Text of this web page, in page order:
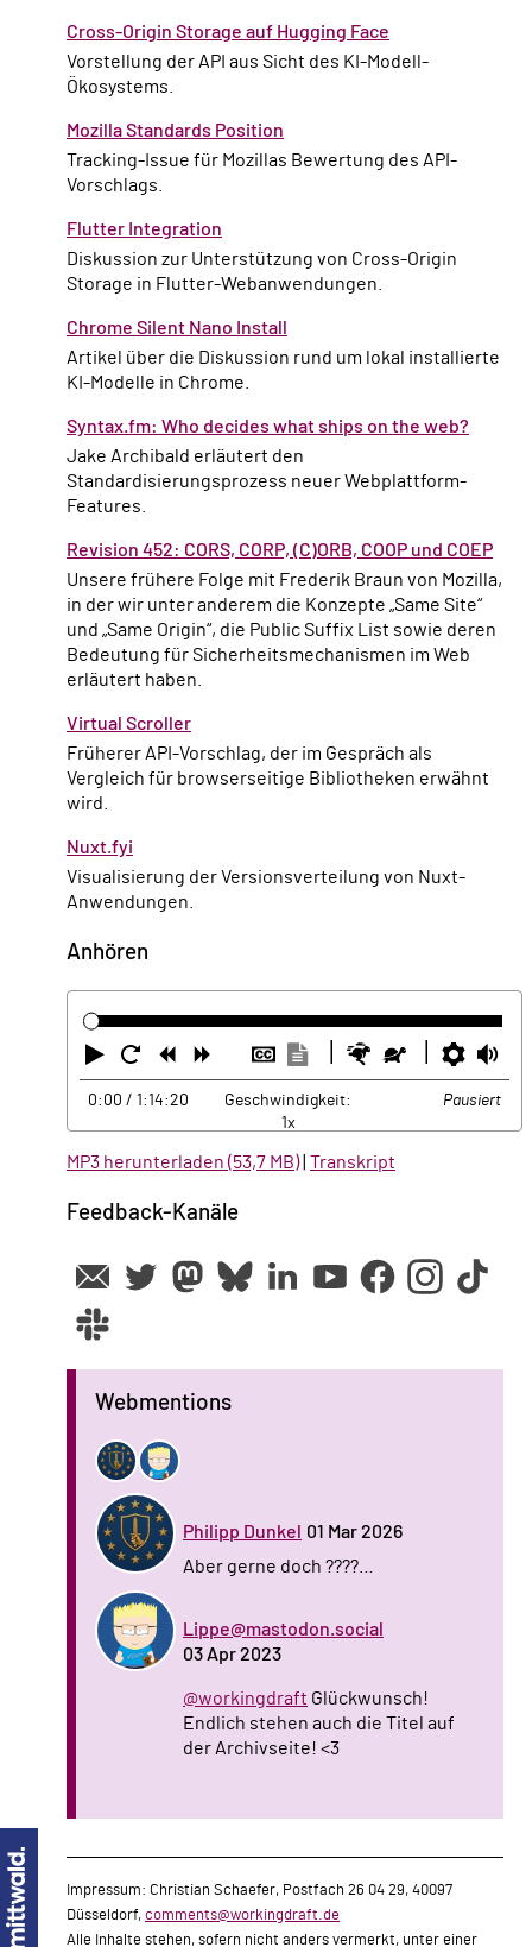
Cross-Origin Storage auf Hugging Face
Vorstellung der API aus Sicht des KI-Modell-
Ökosystems.
Mozilla Standards Position
Tracking-Issue für Mozillas Bewertung des API-
Vorschlags.
Flutter Integration
Diskussion zur Unterstützung von Cross-Origin
Storage in Flutter-Webanwendungen.
Chrome Silent Nano Install
Artikel über die Diskussion rund um lokal installierte
KI-Modelle in Chrome.
Syntax.fm: Who decides what ships on the web?
Jake Archibald erläutert den
Standardisierungsprozess neuer Webplattform-
Features.
Revision 452: CORS, CORP, (C)ORB, COOP und COEP
Unsere frühere Folge mit Frederik Braun von Mozilla,
in der wir unter anderem die Konzepte „Same Site“
und „Same Origin“, die Public Suffix List sowie deren
Bedeutung für Sicherheitsmechanismen im Web
erläutert haben.
Virtual Scroller
Früherer API-Vorschlag, der im Gespräch als
Vergleich für browserseitige Bibliotheken erwähnt
wird.
Nuxt.fyi
Visualisierung der Versionsverteilung von Nuxt-
Anwendungen.
Anhören
Abspielen
Neustart
ZurückVorwärtsUntertitel
ausblenden
Transkription
anzeigen
Schneller
Langsamer
0:00 / 1:14:20
Geschwindigkeit:
1x
Pausiert
MP3 herunterladen (53,7 MB)| Transkript
Feedback-Kanäle
Webmentions
Philipp Dunkel
01 Mar 2026
Aber gerne doch ????…
Lippe@mastodon.social
03 Apr 2023
@workingdraft Glückwunsch!
Endlich stehen auch die Titel auf
der Archivseite! <3
Impressum: Christian Schaefer, Postfach 26 04 29, 40097
Düsseldorf, comments@workingdraft.de
Alle Inhalte stehen, sofern nicht anders vermerkt, unter einer